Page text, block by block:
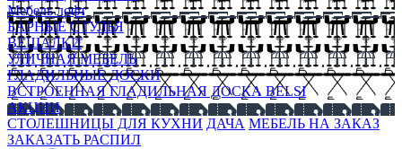
Мебель лофт
БАРНЫЕ СТУЛЬЯ
ВЕШАЛКИ
УЛИЧНАЯ МЕБЕЛЬ
ГЛАДИЛЬНЫЕ ДОСКИ
ВСТРОЕННАЯ ГЛАДИЛЬНАЯ ДОСКА BELSI
АКЦИИ
СТОЛЕШНИЦЫ ДЛЯ КУХНИ ДАЧА МЕБЕЛЬ НА ЗАКАЗ
ЗАКАЗАТЬ РАСПИЛ